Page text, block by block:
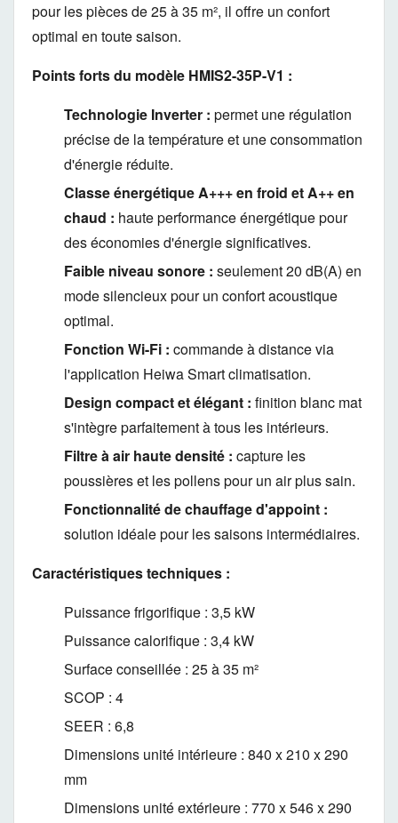
pour les pièces de 25 à 35 m², il offre un confort
optimal en toute saison.
Points forts du modèle HMIS2-35P-V1 :
Technologie Inverter : permet une régulation
précise de la température et une consommation
d'énergie réduite.
Classe énergétique A+++ en froid et A++ en
chaud : haute performance énergétique pour
des économies d'énergie significatives.
Faible niveau sonore : seulement 20 dB(A) en
mode silencieux pour un confort acoustique
optimal.
Fonction Wi-Fi : commande à distance via
l'application Heiwa Smart climatisation.
Design compact et élégant : finition blanc mat
s'intègre parfaitement à tous les intérieurs.
Filtre à air haute densité : capture les
poussières et les pollens pour un air plus sain.
Fonctionnalité de chauffage d'appoint :
solution idéale pour les saisons intermédiaires.
Caractéristiques techniques :
Puissance frigorifique : 3,5 kW
Puissance calorifique : 3,4 kW
Surface conseillée : 25 à 35 m²
SCOP : 4
SEER : 6,8
Dimensions unité intérieure : 840 x 210 x 290
mm
Dimensions unité extérieure : 770 x 546 x 290